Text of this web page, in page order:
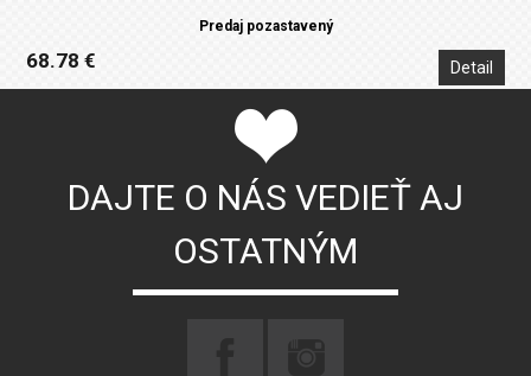
Predaj pozastavený
68.78 € Detail
DAJTE O NÁS VEDIEŤ AJ
OSTATNÝM